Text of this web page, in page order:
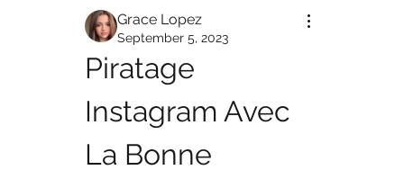
Grace Lopez
September 5, 2023
Piratage
Instagram Avec
La Bonne